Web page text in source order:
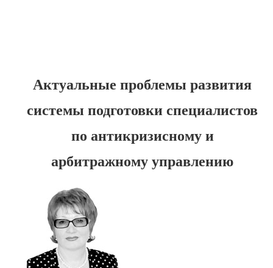
Актуальные проблемы развития
системы подготовки специалистов
по антикризисному и
арбитражному управлению